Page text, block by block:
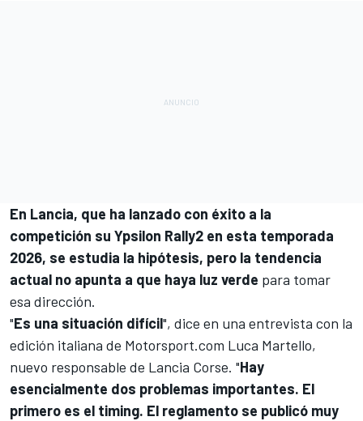
En Lancia, que ha lanzado con éxito a la
competición su Ypsilon Rally2 en esta temporada
2026, se estudia la hipótesis, pero la tendencia
actual no apunta a que haya luz verde para tomar
esa dirección.
"Es una situación difícil", dice en una entrevista con la
edición italiana de Motorsport.com Luca Martello,
nuevo responsable de Lancia Corse. "Hay
esencialmente dos problemas importantes. El
primero es el timing. El reglamento se publicó muy